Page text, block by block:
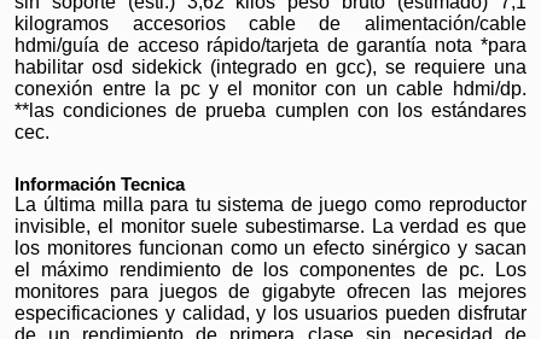
kilogramos accesorios cable de alimentación/cable
hdmi/guía de acceso rápido/tarjeta de garantía nota *para
habilitar osd sidekick (integrado en gcc), se requiere una
conexión entre la pc y el monitor con un cable hdmi/dp.
**las condiciones de prueba cumplen con los estándares
cec.
Información Tecnica
La última milla para tu sistema de juego como reproductor
invisible, el monitor suele subestimarse. La verdad es que
los monitores funcionan como un efecto sinérgico y sacan
el máximo rendimiento de los componentes de pc. Los
monitores para juegos de gigabyte ofrecen las mejores
especificaciones y calidad, y los usuarios pueden disfrutar
de un rendimiento de primera clase sin necesidad de